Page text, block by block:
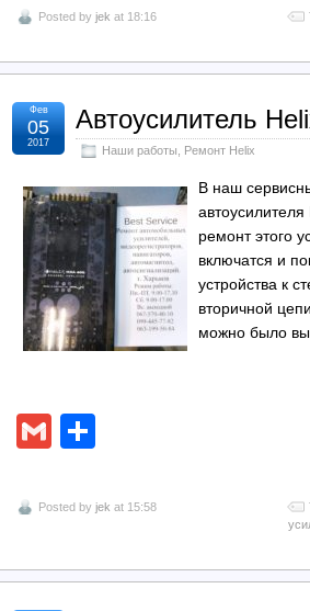
Posted by jek at 18:16
Автоусилитель
Наши работы Ремонт Helix
Фев
05
2017
В наш
ремонт этого
включатся и
устройства к
вторичной
можно было
Gmail
Posted by jek at 15:58